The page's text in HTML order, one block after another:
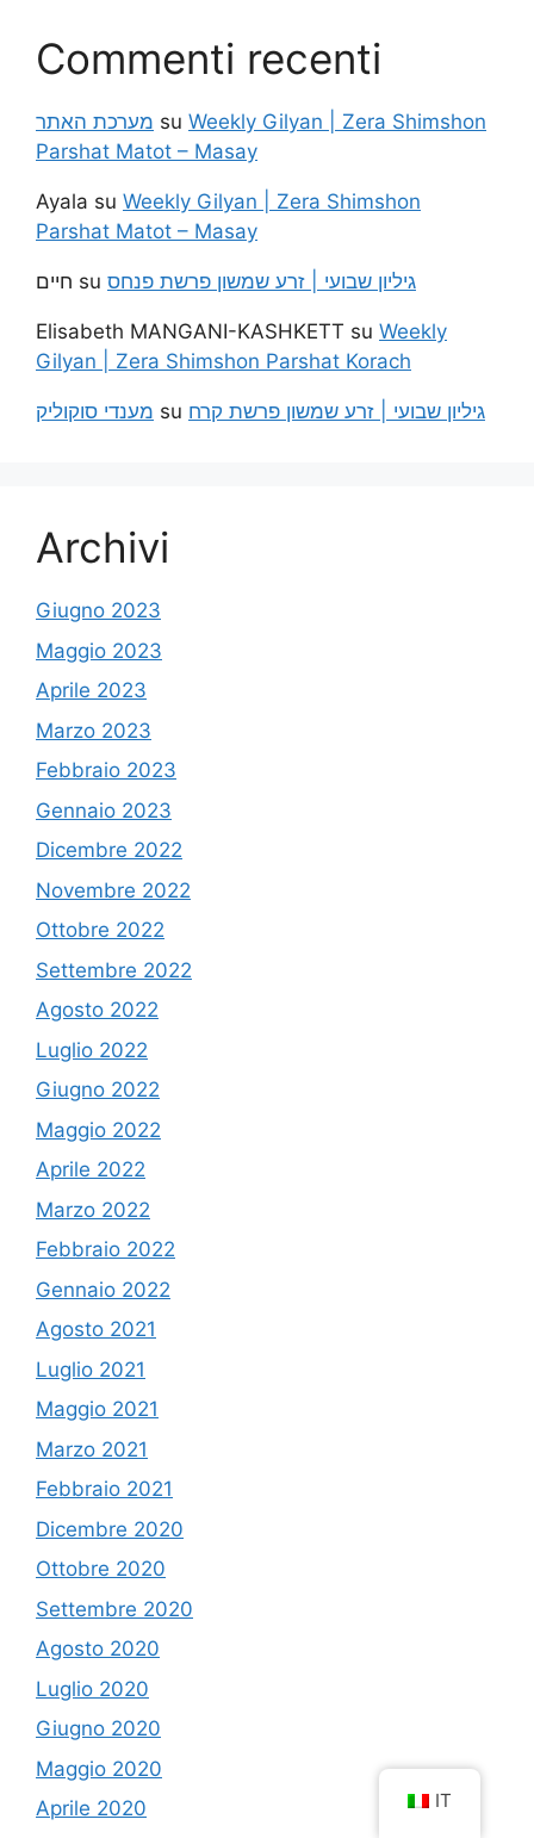
Commenti recenti
מערכת האתר su Weekly Gilyan | Zera Shimshon
Parshat Matot – Masay
Ayala su Weekly Gilyan | Zera Shimshon
Parshat Matot – Masay
חיים su גיליון שבועי | זרע שמשון פרשת פנחס
Elisabeth MANGANI-KASHKETT su Weekly
Gilyan | Zera Shimshon Parshat Korach
מענדי סוקוליק su גיליון שבועי | זרע שמשון פרשת קרח
Archivi
Giugno 2023
Maggio 2023
Aprile 2023
Marzo 2023
Febbraio 2023
Gennaio 2023
Dicembre 2022
Novembre 2022
Ottobre 2022
Settembre 2022
Agosto 2022
Luglio 2022
Giugno 2022
Maggio 2022
Aprile 2022
Marzo 2022
Febbraio 2022
Gennaio 2022
Agosto 2021
Luglio 2021
Maggio 2021
Marzo 2021
Febbraio 2021
Dicembre 2020
Ottobre 2020
Settembre 2020
Agosto 2020
Luglio 2020
Giugno 2020
Maggio 2020
Aprile 2020
IT